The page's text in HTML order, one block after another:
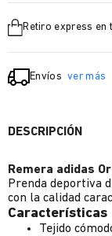
Retiro express en
Envíos ver más
DESCRIPCIÓN
Remera adidas
Prenda deportiva
con la calidad
Características
Tejido